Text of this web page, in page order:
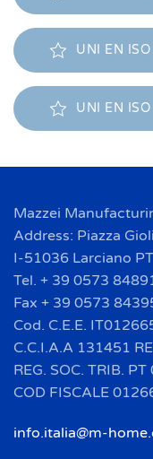
UNI EN
UNI EN
Mazzei
Address: Piazza
I-51036 Larciano PT
Tel. + 39 0573
Fax + 39 0573
Cod. C.E.E.
C.C.I.A.A 131451
REG. SOC. TRIB.
COD FISCALE
info.italia@m-